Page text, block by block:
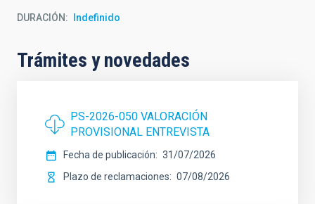
DURACIÓN Indefinido
Trámites y novedades
PS-2026-050 VALORACIÓN
PROVISIONAL ENTREVISTA
Fecha de publicación
31/07/2026
Plazo de reclamaciones
07/08/2026